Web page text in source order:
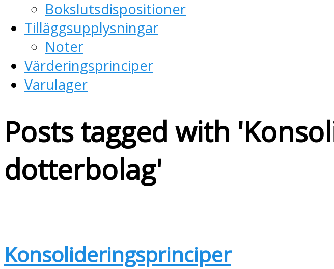
Bokslutsdispositioner
Tilläggsupplysningar
Noter
Värderingsprinciper
Varulager
Posts tagged with '
dotterbolag'
Konsolideringsprinciper